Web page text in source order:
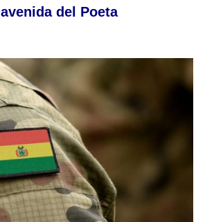
avenida del Poeta